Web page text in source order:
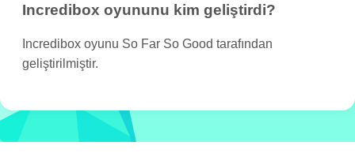
Incredibox oyununu kim geliştirdi?
Incredibox oyunu So Far So Good tarafından
geliştirilmiştir.